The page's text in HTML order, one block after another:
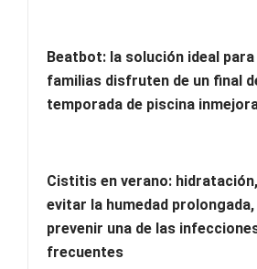
Beatbot: la solución ideal para
familias disfruten de un final
temporada de piscina
Cistitis en verano:
evitar la humedad
prevenir una de las
frecuentes